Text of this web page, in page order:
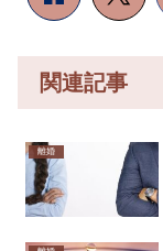
関連記事
離婚